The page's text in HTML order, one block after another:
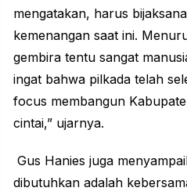
mengatakan, harus
kemenangan saat ini.
gembira tentu sangat
ingat bahwa pilkada telah
focus membangun
cintai,” ujarnya.
Gus Hanies juga
dibutuhkan adalah